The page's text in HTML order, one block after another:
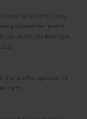
vente de 29,99 €. Cette
proposés ne le sont
(qui serait par exemple
d’une offre spéciale ne
2 ans.